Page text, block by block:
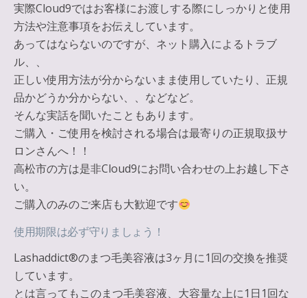
実際Cloud9ではお客様にお渡しする際にしっかりと使用
方法や注意事項をお伝え しています。
あってはならないのですが、ネット購入によるトラブ
ル、、
正しい使用方法が分からないまま使用していたり、正規
品かどうか分からない、、などなど。
そんな実話を聞いたこともあります。
ご購入・ご使用を検討される場合は最寄りの正規取扱サ
ロンさんへ！！
高松市の方は是非Cloud9にお問い合わせの上お越し下さ
い。
ご購入のみのご来店も大歓迎です
使用期限は必ず守りましょう！
Lashaddict®︎のまつ毛美容液は3ヶ月に1回の交換を推奨
しています。
とは言ってもこのまつ毛美容液、大容量な上に1日1回な